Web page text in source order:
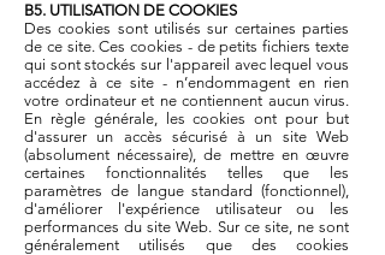
B5. UTILISATION DE COOKIES
Des cookies sont utilisés sur certaines parties
de ce site. Ces cookies - de petits fichiers texte
qui sont stockés sur l'appareil avec lequel vous
accédez à ce site - n’endommagent en rien
votre ordinateur et ne contiennent aucun virus.
En règle générale, les cookies ont pour but
d'assurer un accès sécurisé à un site Web
(absolument nécessaire), de mettre en œuvre
certaines fonctionnalités telles que les
paramètres de langue standard (fonctionnel),
d'améliorer l'expérience utilisateur ou les
performances du site Web. Sur ce site, ne sont
généralement utilisés que des cookies